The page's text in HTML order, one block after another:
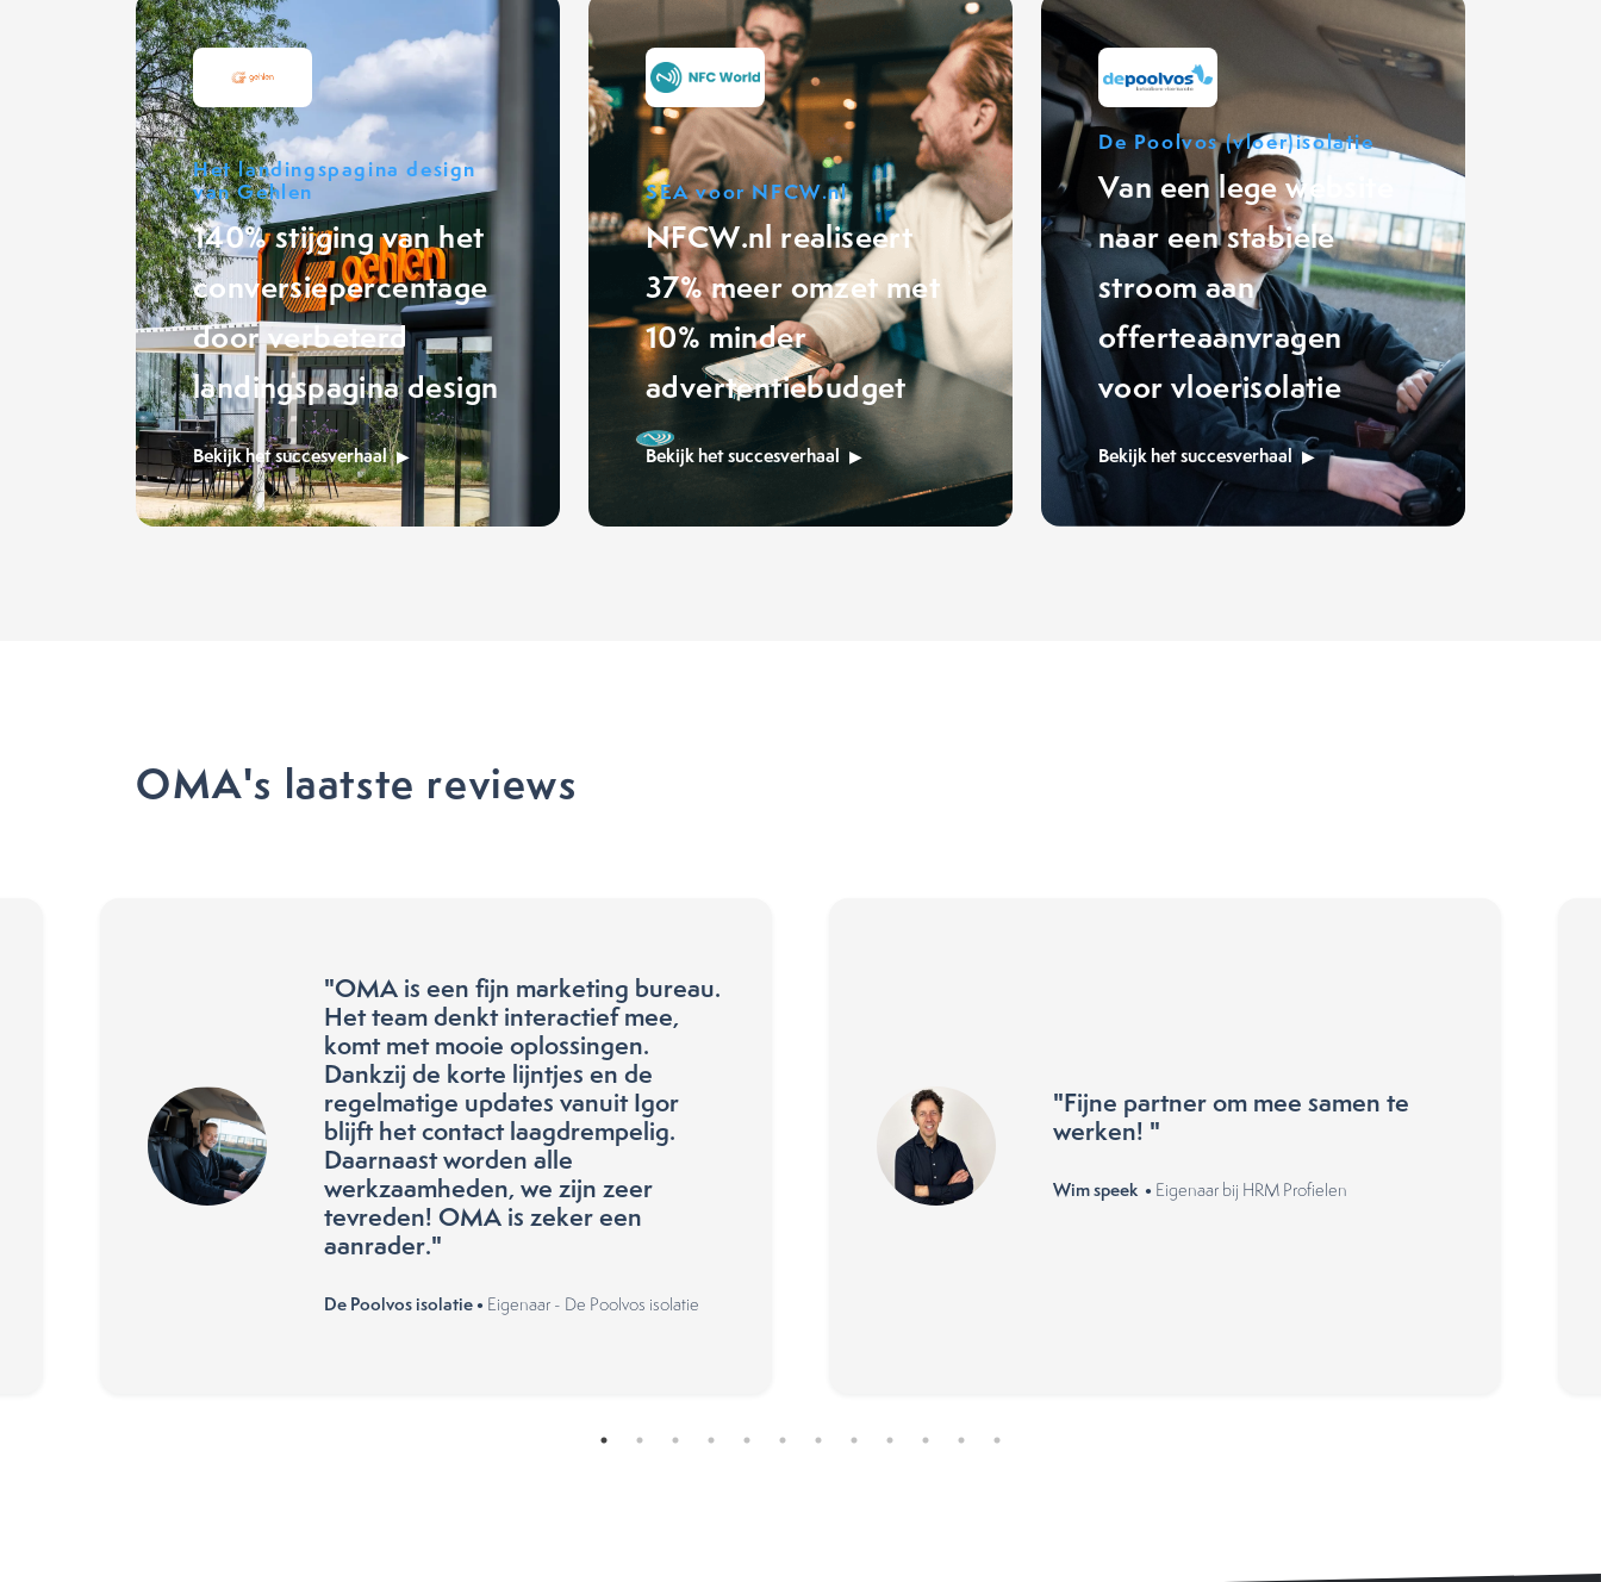
Het landingspagina design
van Gehlen
140% stijging van het
conversiepercentage
door verbeterd
landingspagina design
Bekijk het succesverhaal
SEA voor NFCW.nl
NFCW.nl realiseert
37% meer omzet met
10% minder
advertentiebudget
Bekijk het succesverhaal
De Poolvos (vloer)isolatie
Van een lege website
naar een stabiele
stroom aan
offerteaanvragen
voor vloerisolatie
Bekijk het succesverhaal
OMA's laatste reviews
"OMA is een fijn marketing bureau.
Het team denkt interactief mee,
komt met mooie oplossingen.
Dankzij de korte lijntjes en de
regelmatige updates vanuit Igor
blijft het contact laagdrempelig.
Daarnaast worden alle
werkzaamheden, we zijn zeer
tevreden! OMA is zeker een
aanrader."
De Poolvos isolatie • Eigenaar - De Poolvos isolatie
"Fijne partner om mee samen te
werken! "
Wim speek • Eigenaar bij HRM Profielen